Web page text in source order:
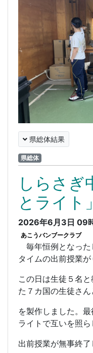
県総体結果
県総体
しらさぎ
とライト
2026年6月3日 09
あこうバンブークラブ
毎年恒例となった
タイムの出前授業が
この日は生徒５名
た７カ国の生徒さん
を製作しました。
ライトで互いを照
出前授業が無事終了